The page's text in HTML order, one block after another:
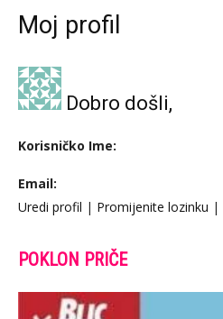
Moj profil
Dobro došli,
Korisničko Ime:
Email:
Uredi profil | Promijenite lozinku |
POKLON PRIČE